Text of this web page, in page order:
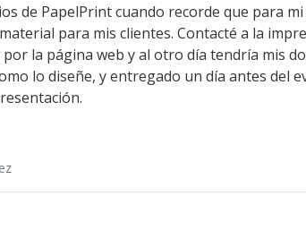
de PapelPrint cuando recorde que para
para mis clientes. Contacté a la
la página web y al otro día tendría mis
lo diseñe, y entregado un día antes del